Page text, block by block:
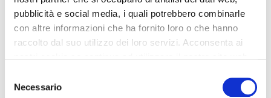
pubblicità e social media, i quali potrebbero combinarle
con altre informazioni che ha fornito loro o che hanno
raccolto dal suo utilizzo dei loro servizi. Acconsenta ai
delNecessario
chiarezza sull’argomento e farlo prima che qualcuno si
faccia male…e non parlo della corrente ma degli
investimenti sia di soldi che di altre…